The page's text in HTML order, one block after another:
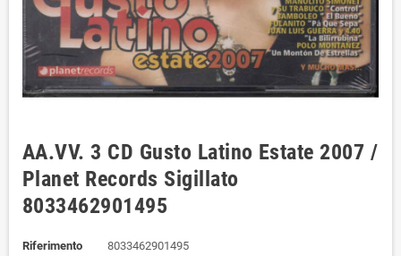
AA.VV. 3 CD Gusto Latino Estate 2007 /
Planet Records Sigillato
8033462901495
Riferimento
8033462901495